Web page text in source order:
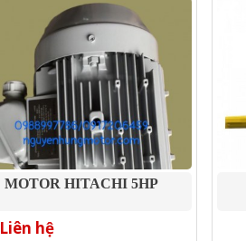
MOTOR HITACHI 5HP
Liên hệ